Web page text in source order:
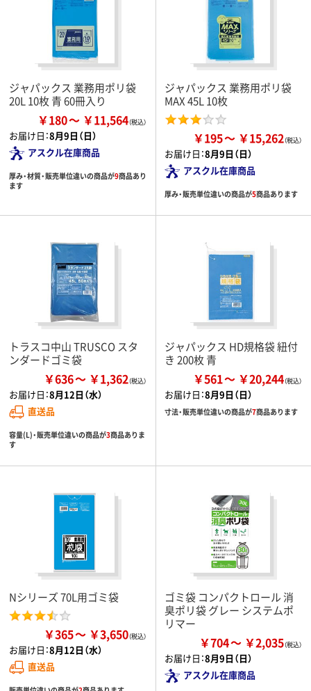
ジャパックス 業務用ポリ袋
20L 10枚 青 60冊入り
￥180 ￥11,564
お届け日：8月9日（日）
アスクル在庫商品
厚み・材質・販売単位違いの商品が9商品あり
ます
ジャパックス 業務用ポリ袋
MAX 45L 10枚
￥195 ￥15,262
お届け日：8月9日（日）
アスクル在庫商品
厚み・販売単位違いの商品が5商品あります
トラスコ中山 TRUSCO スタ
ンダードゴミ袋
￥636 ￥1,362
お届け日：8月12日（水）
直送品
容量(L)・販売単位違いの商品が3商品ありま
す
ジャパックス HD規格袋 紐付
き 200枚 青
￥561 ￥20,244
お届け日：8月9日（日）
寸法・販売単位違いの商品が7商品あります
Nシリーズ 70L用ゴミ袋
￥365 ￥3,650
お届け日：8月12日（水）
直送品
ゴミ袋 コンパクトロール 消
臭ポリ袋 グレー システムポ
リマー
￥704 ￥2,035
お届け日：8月9日（日）
アスクル在庫商品